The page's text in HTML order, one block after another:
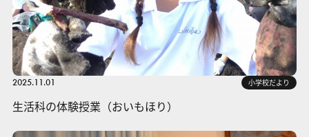
2025.11.01 小学校だより
生活科の体験授業（おいもほり）